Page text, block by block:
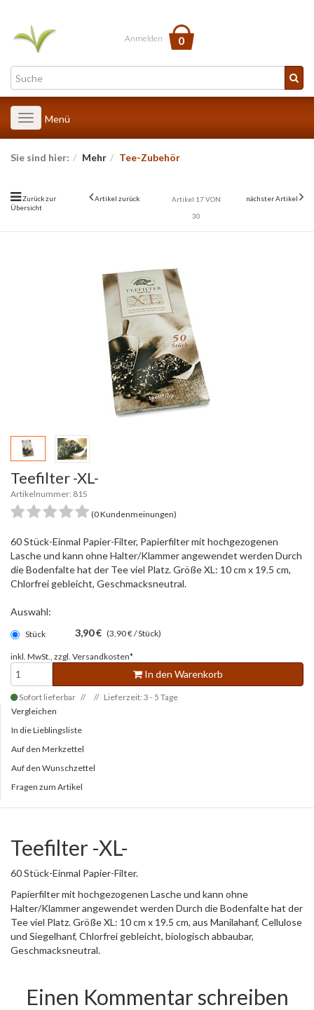
Anmelden 0
Toggle
navigation
Menü
Sie sind hier: Mehr Tee-Zubehör
Zurück zur
Übersicht
Artikel zurück
Artikel 17 VON
30
nächster Artikel
Teefilter -XL-
Artikelnummer: 815
(0 Kundenmeinungen)
60 Stück-Einmal Papier-Filter, Papierfilter mit hochgezogenen
Lasche und kann ohne Halter/Klammer angewendet werden Durch
die Bodenfalte hat der Tee viel Platz. Größe XL: 10 cm x 19.5 cm,
Chlorfrei gebleicht, Geschmacksneutral.
Auswahl:
Stück 3,90 € (3,90 € / Stück)
inkl. MwSt., zzgl. Versandkosten*
In den Warenkorb
Sofort lieferbar
Lieferzeit: 3 - 5 Tage
Vergleichen
In die Lieblingsliste
Auf den Merkzettel
Auf den Wunschzettel
Fragen zum Artikel
Teefilter -XL-
60 Stück-Einmal Papier-Filter.
Papierfilter mit hochgezogenen Lasche und kann ohne
Halter/Klammer angewendet werden Durch die Bodenfalte hat der
Tee viel Platz. Größe XL: 10 cm x 19.5 cm, aus Manilahanf, Cellulose
und Siegelhanf, Chlorfrei gebleicht, biologisch abbaubar,
Geschmacksneutral.
Einen Kommentar schreiben